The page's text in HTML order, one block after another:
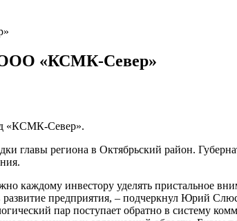
ООО «КСМК-Север»
«КСМК-Север».
главы региона в Октябрьский район.
каждому инвестору уделять пристальное
предприятия, – подчеркнул Юрий
пар поступает обратно в систему